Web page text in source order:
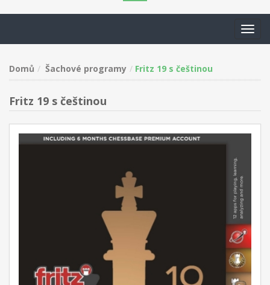
Domů Šachové programy Fritz 19 s češtinou
Fritz 19 s češtinou